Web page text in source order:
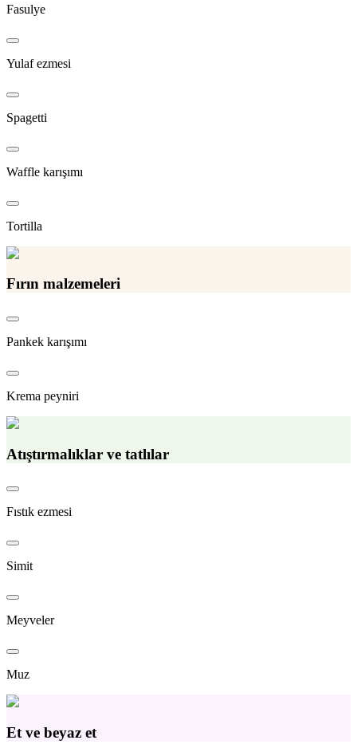
Fasulye
Yulaf ezmesi
Spagetti
Waffle karışımı
Tortilla
Fırın malzemeleri
Pankek karışımı
Krema peyniri
Atıştırmalıklar ve tatlılar
Fıstık ezmesi
Simit
Meyveler
Muz
Et ve beyaz et